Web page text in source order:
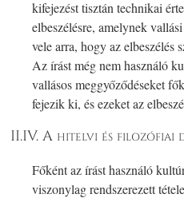
kifejezést tisztán technikai
elbeszélésre, amelynek
vele arra, hogy az elbeszélés
Az írást még nem használó
vallásos meggyőződéseket
fejezik ki, és ezeket az
II.IV. A hitelvi és filozófiai
Főként az írást használó
viszonylag rendszerezett